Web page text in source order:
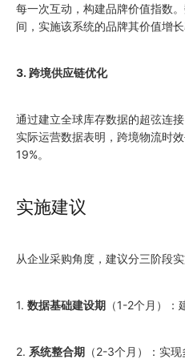
每一次互动，构建品牌价值指数
间，实施该系统的品牌其价值增
3. 跨境供应链优化
通过建立全球库存数据的超弦连
实际运营数据表明，跨境物流时
19%。
实施建议
从企业采购角度，建议分三阶段实
1. 数据基础建设期 （1-2个月）
2. 系统整合期 （2-3个月）：实